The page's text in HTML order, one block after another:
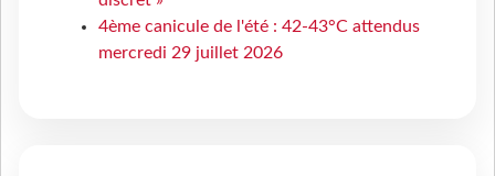
4ème canicule de l'été : 42-43°C attendus
mercredi 29 juillet 2026